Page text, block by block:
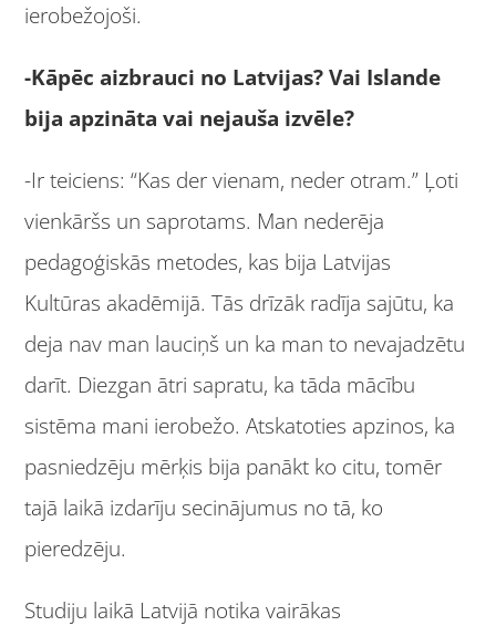
ierobežojoši.
-Kāpēc aizbrauci no Latvijas? Vai Islande
bija apzināta vai nejauša izvēle?
-Ir teiciens: “Kas der vienam, neder otram.” Ļoti
vienkāršs un saprotams. Man nederēja
pedagoģiskās metodes, kas bija Latvijas
Kultūras akadēmijā. Tās drīzāk radīja sajūtu, ka
deja nav man lauciņš un ka man to nevajadzētu
darīt. Diezgan ātri sapratu, ka tāda mācību
sistēma mani ierobežo. Atskatoties apzinos, ka
pasniedzēju mērķis bija panākt ko citu, tomēr
tajā laikā izdarīju secinājumus no tā, ko
pieredzēju.
Studiju laikā Latvijā notika vairākas